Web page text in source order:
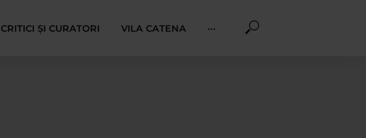
CRITICI ȘI CURATORI VILA CATENA ···